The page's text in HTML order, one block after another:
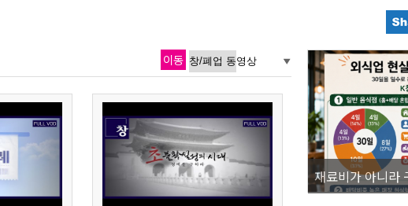
경기도사회적경제원, 사회문제 해결을 실험할 청
이동